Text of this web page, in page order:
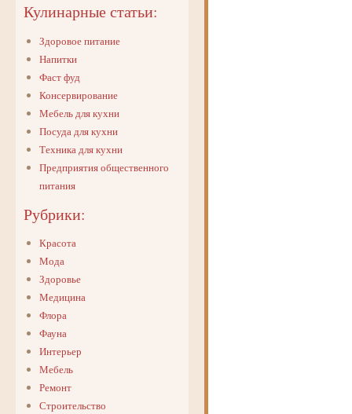
Кулинарные статьи:
Здоровое питание
Напитки
Фаст фуд
Консервирование
Мебель для кухни
Посуда для кухни
Техника для кухни
Предприятия общественного
питания
Рубрики:
Красота
Мода
Здоровье
Медицина
Флора
Фауна
Интерьер
Мебель
Ремонт
Строительство